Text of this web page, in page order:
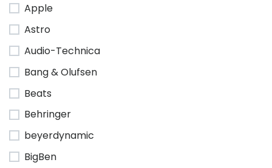
Apple
Astro
Audio-Technica
Bang & Olufsen
Beats
Behringer
beyerdynamic
BigBen